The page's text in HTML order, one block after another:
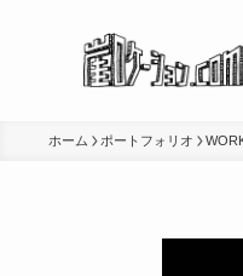
ホーム ポートフォリオ